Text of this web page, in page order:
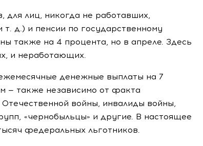
, для лиц, никогда не работавших,
т. д.) и пенсии по государственному
также на 4 процента, но в апреле. Здесь
и неработающих.
денежные выплаты на 7
— также независимо от факта
войны, инвалиды войны,
«чернобыльцы» и другие. В настоящее
федеральных льготников.